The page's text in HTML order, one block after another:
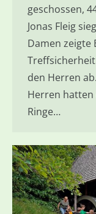
geschossen,
Jonas Fleig
Damen zeigte
den Herren
Herren hatten
Ringe…